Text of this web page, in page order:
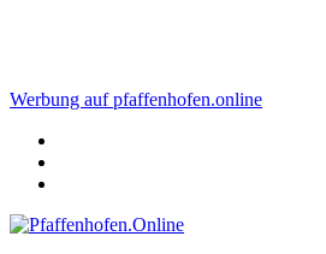
Werbung auf pfaffenhofen.online